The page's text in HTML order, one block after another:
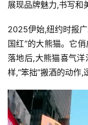
展现品牌魅力,书写和
2025伊始,纽约时报
国红”的大熊猫。它
落地后,大熊猫喜气
样,“笨拙”搬酒的动